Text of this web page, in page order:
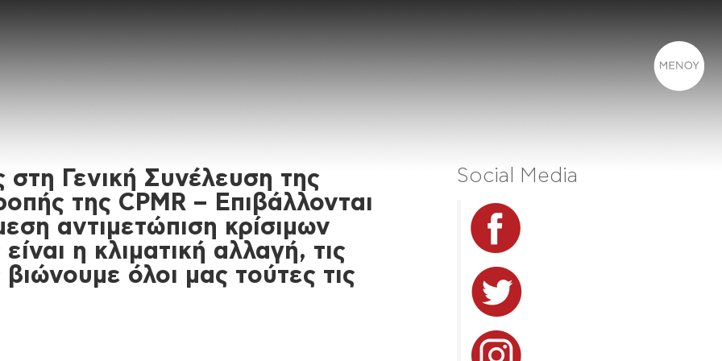
στη Γενική Συνέλευση της
της CPMR – Επιβάλλονται
αντιμετώπιση κρίσιμων
η κλιματική αλλαγή, τις
όλοι μας τούτες τις
Social Media